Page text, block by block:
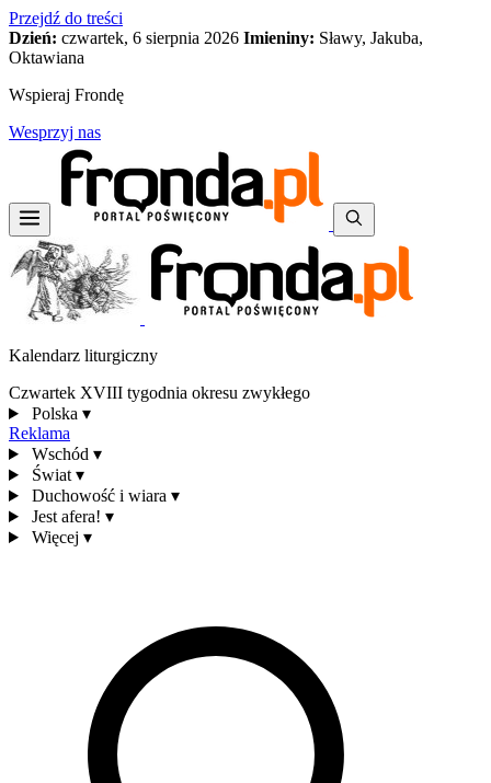
Przejdź do treści
Dzień: czwartek, 6 sierpnia 2026 Imieniny: Sławy, Jakuba,
Oktawiana
Wspieraj Frondę
Wesprzyj nas
Kalendarz liturgiczny
Czwartek XVIII tygodnia okresu zwykłego
Polska ▾
Reklama
Wschód ▾
Świat ▾
Duchowość i wiara ▾
Jest afera! ▾
Więcej ▾